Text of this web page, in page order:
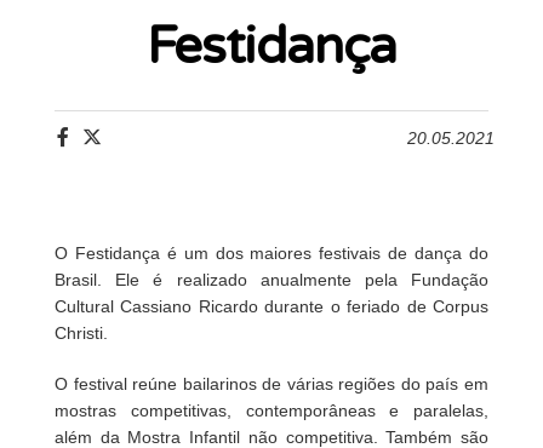
Festidança
20.05.2021
O Festidança é um dos maiores festivais de dança do
Brasil. Ele é realizado anualmente pela Fundação
Cultural Cassiano Ricardo durante o feriado de Corpus
Christi.
O festival reúne bailarinos de várias regiões do país em
mostras competitivas, contemporâneas e paralelas,
além da Mostra Infantil não competitiva. Também são